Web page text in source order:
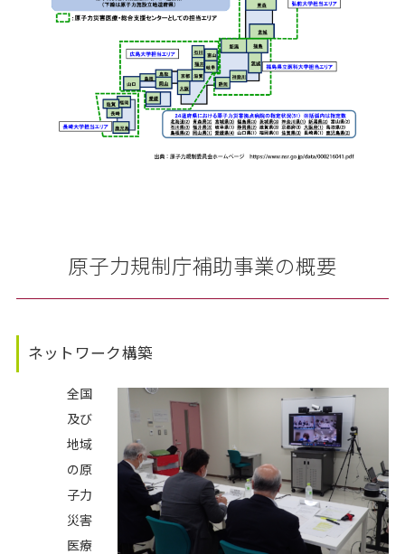
原子力規制庁補助事業の概要
ネットワーク構築
全国
及び
地域
の原
子力
災害
医療